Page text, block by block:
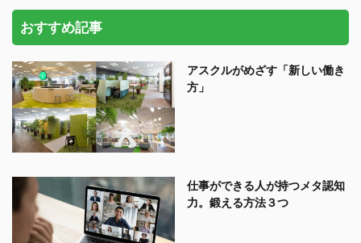
おすすめ記事
アスクルがめざす「新しい働き
方」
仕事ができる人が持つメタ認知
力。鍛える方法３つ